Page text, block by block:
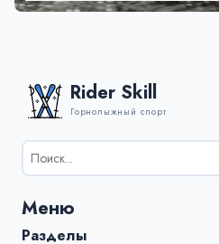
Rider Skill
Горнолыжный спорт
Результаты
поиска
%s:
Меню
Разделы